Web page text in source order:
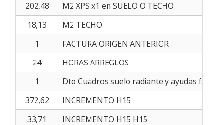
202,48
M2 XPS x1 en SUELO O TECHO
18,13
M2 TECHO
1
FACTURA ORIGEN ANTERIOR
24
HORAS ARREGLOS
1
Dto Cuadros suelo radiante y ayudas fac
372,62
INCREMENTO H15
33,71
INCREMENTO H15 H15